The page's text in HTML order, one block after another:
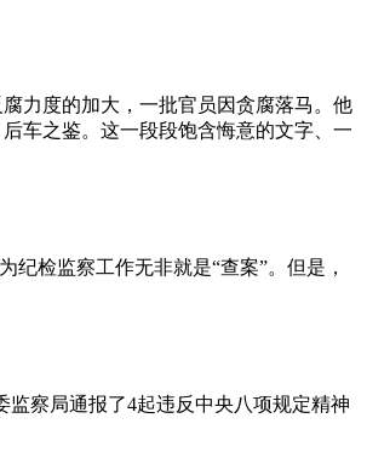
力度的加大，一批官员因贪腐落马。他
车之鉴。这一段段饱含悔意的文字、一
检监察工作无非就是“查案”。但是，
局通报了4起违反中央八项规定精神